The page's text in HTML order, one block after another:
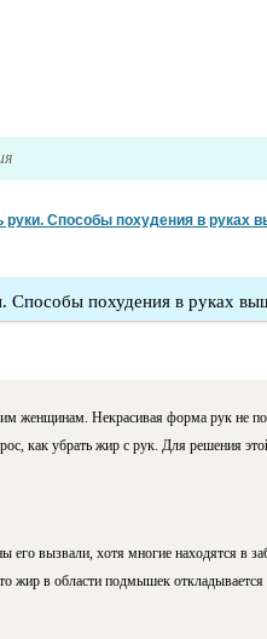
руки. Способы похудения в руках
Способы похудения в руках
женщинам. Некрасивая форма рук не
как убрать жир с рук. Для решения
его вызвали, хотя многие находятся в
жир в области подмышек